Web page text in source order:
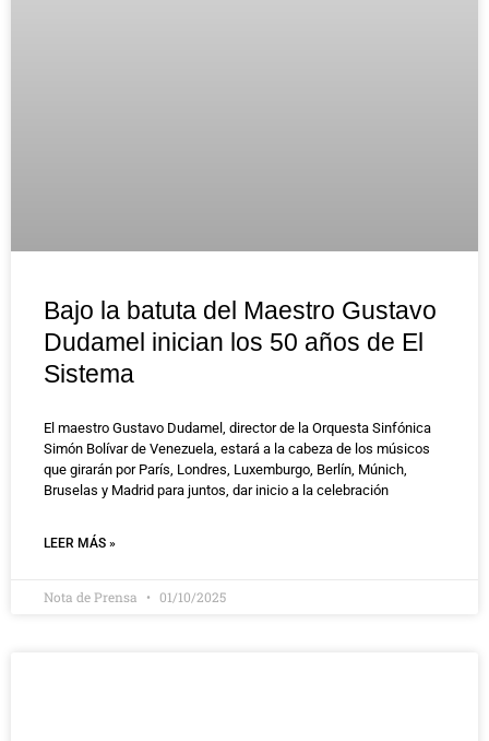
Bajo la batuta del Maestro Gustavo
Dudamel inician los 50 años de El
Sistema
El maestro Gustavo Dudamel, director de la Orquesta Sinfónica
Simón Bolívar de Venezuela, estará a la cabeza de los músicos
que girarán por París, Londres, Luxemburgo, Berlín, Múnich,
Bruselas y Madrid para juntos, dar inicio a la celebración
LEER MÁS »
Nota de Prensa 01/10/2025